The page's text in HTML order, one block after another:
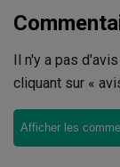
Il n'y a pas
cliquant sur «
Afficher les